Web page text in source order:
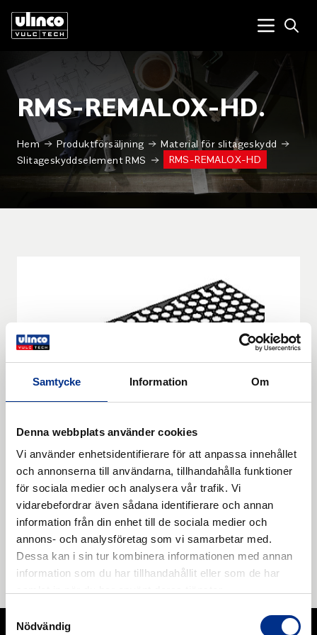
Samtycke Information Om
Denna webbplats använder cookies
Vi använder enhetsidentifierare för att anpassa innehållet
och annonserna till användarna, tillhandahålla funktioner
för sociala medier och analysera vår trafik. Vi
vidarebefordrar även sådana identifierare och annan
information från din enhet till de sociala medier och
annons- och analysföretag som vi samarbetar med.
Dessa kan i sin tur kombinera informationen med annan
information som du har tillhandahållit eller som de har
Samtyckesval
Nödvändig
Menu
RMS-REMALOX-HD.
Hem Produktförsäljning
Material för slitageskydd
Slitageskyddselement RMS
RMS-REMALOX-HD
RMS-REMALOX HD
RMS-REMALOX HD. 1 Polymer basis DIN ISO 1629
NR/BR/SBR 2 Specific weight DIN EN ISO 1183-1
1.12 g/cm³ 3 Hardness DIN ISO 7619-1 62 Shore A 10
Colour Black . RMS-REMALOX HD; 80 mm.
Läs mer